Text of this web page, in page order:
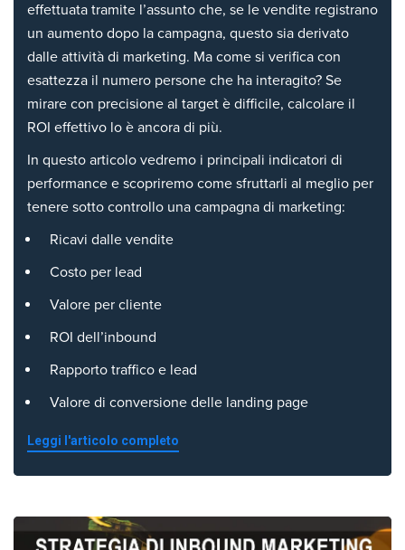
effettuata tramite l’assunto che, se le vendite registrano
un aumento dopo la campagna, questo sia derivato
dalle attività di marketing. Ma come si verifica con
esattezza il numero persone che ha interagito? Se
mirare con precisione al target è difficile, calcolare il
ROI effettivo lo è ancora di più.
In questo articolo vedremo i principali indicatori di
performance e scopriremo come sfruttarli al meglio per
tenere sotto controllo una campagna di marketing:
Ricavi dalle vendite
Costo per lead
Valore per cliente
ROI dell’inbound
Rapporto traffico e lead
Valore di conversione delle landing page
Leggi l'articolo completo